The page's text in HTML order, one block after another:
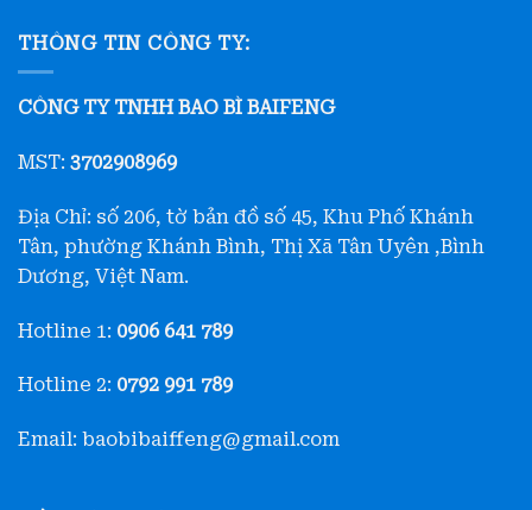
THÔNG TIN CÔNG TY:
CÔNG TY TNHH BAO BÌ BAIFENG
MST: 3702908969
Địa Chỉ: số 206, tờ bản đồ số 45, Khu Phố Khánh
Tân, phường Khánh Bình, Thị Xã Tân Uyên ,Bình
Dương, Việt Nam.
Hotline 1: 0906 641 789
Hotline 2: 0792 991 789
Email: baobibaiffeng@gmail.com